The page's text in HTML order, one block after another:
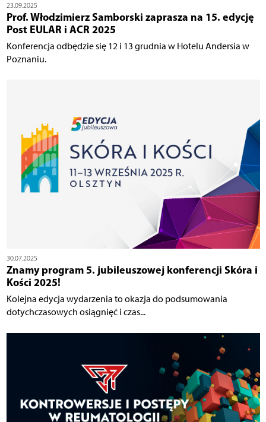
23.09.2025
Prof. Włodzimierz Samborski zaprasza na 15. edycję
Post EULAR i ACR 2025
Konferencja odbędzie się 12 i 13 grudnia w Hotelu Andersia w
Poznaniu.
30.07.2025
Znamy program 5. jubileuszowej konferencji Skóra i
Kości 2025!
Kolejna edycja wydarzenia to okazja do podsumowania
dotychczasowych osiągnięć i czas...